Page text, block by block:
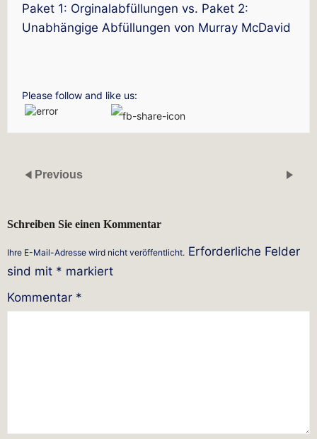
Paket 1: Orginalabfüllungen vs. Paket 2:
Unabhängige Abfüllungen von Murray McDavid
Please follow and like us:
Previous
Schreiben Sie einen Kommentar
Ihre E-Mail-Adresse wird nicht veröffentlicht. Erforderliche Felder
sind mit * markiert
Kommentar *